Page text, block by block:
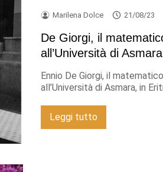
Marilena Dolce 21/08/23
De Giorgi, il
all’Università di Asmara
Ennio De Giorgi, il
all’Università di Asmara, in
Leggi tutto